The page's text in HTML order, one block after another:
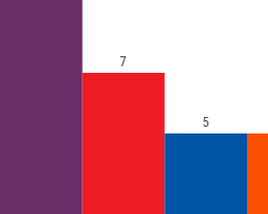
7
5